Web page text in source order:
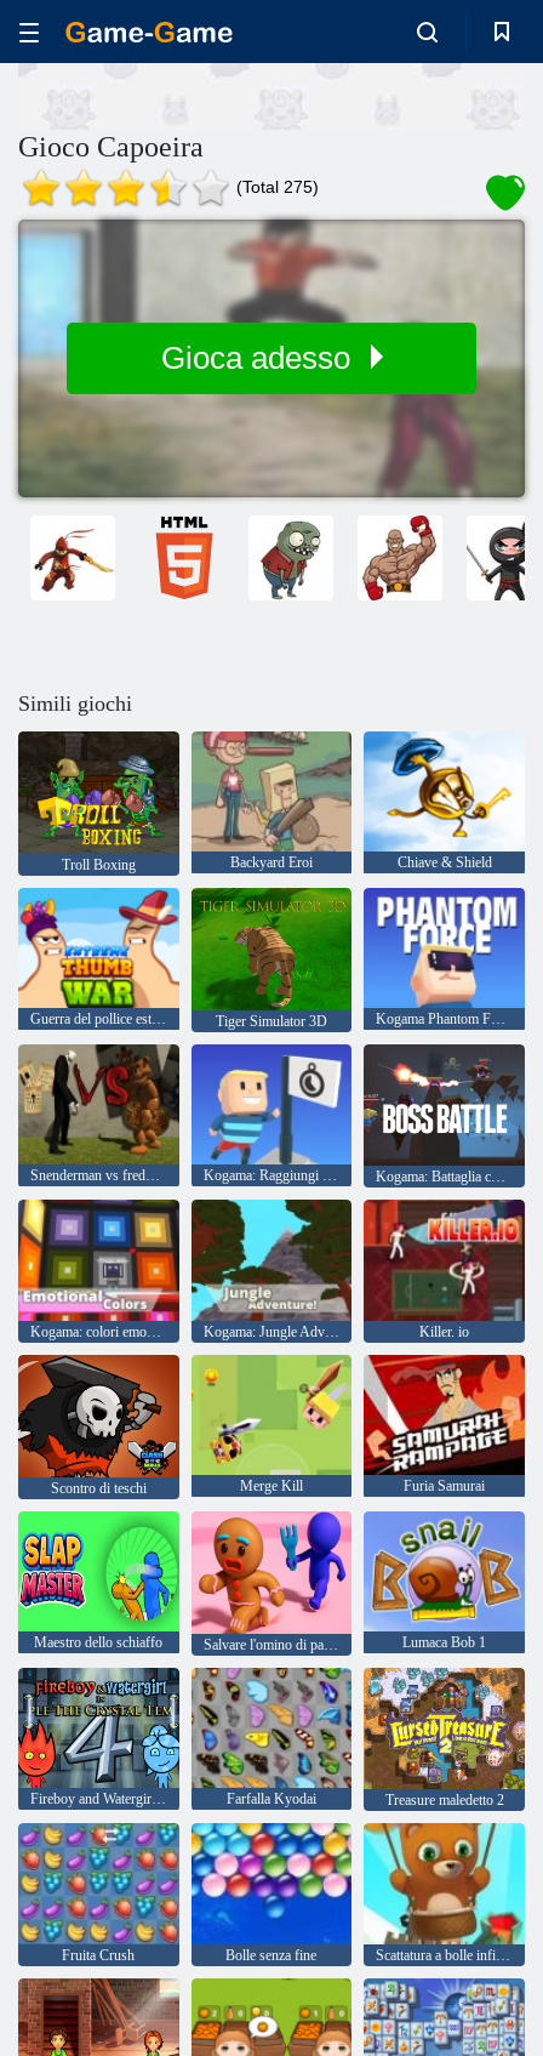
Gioco Capoeira
(Total 275)
Gioca adesso
Simili giochi
Troll Boxing Backyard Eroi Chiave & Shield
Guerra del pollice estremo Tiger Simulator 3D Kogama Phantom Force
Snenderman vs freddy il fazbear Kogama: Raggiungi la bandiera Kogama: Battaglia contro il boss
Kogama: colori emozionali Kogama: Jungle Adventure Killer. io
Scontro di teschi Merge Kill Furia Samurai
Maestro dello schiaffo Salvare l'omino di pan di zenzero Lumaca Bob 1
Fireboy and Watergirl 4: Tempio di Cristallo Farfalla Kyodai Treasure maledetto 2
Fruita Crush Bolle senza fine Scattatura a bolle infinita